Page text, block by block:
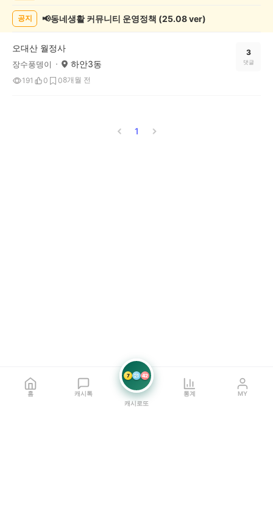
록
공지 📢동네생활 커뮤니티 운영정책 (25.08 ver)
오대산 월정사
장수풍뎅이 하안3동
191 0 08개월 전
3
댓글
1
홈 캐시톡
7 21 42
캐시로또
통계 MY